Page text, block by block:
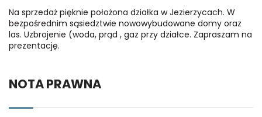
Na sprzedaż pięknie położona działka w Jezierzycach. W
bezpośrednim sąsiedztwie nowowybudowane domy oraz
las. Uzbrojenie (woda, prąd , gaz przy działce. Zapraszam na
prezentację.
NOTA PRAWNA